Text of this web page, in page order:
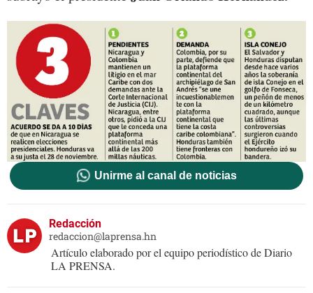
Unirme al canal de noticias
Redacción
redaccion@laprensa.hn
Artículo elaborado por el equipo periodístico de Diario
LA PRENSA.